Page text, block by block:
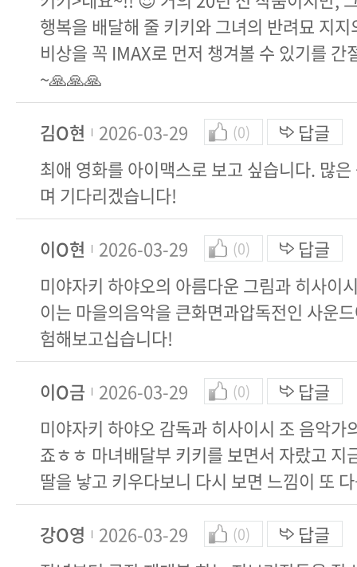
행복을 배달해 줄 키키와 그녀의 반려묘 지
비상을 꼭 IMAX로 먼저 챙겨볼 수 있기를 간
~🙏🙏🙏
김O현 2026-03-29 (0)
답글
최애 영화를 아이맥스로 보고 싶습니다. 많
며 기다리겠습니다!
이O현 2026-03-29 (0)
답글
미야자키 하야오의 아름다운 그림과 히사이
이는 마을의음악을 큰화면과압독전인 사운
험해보고십습니다!
이O금 2026-03-29 (0)
답글
미야자키 하야오 감독과 히사이시 조 음악가
죠ㅎㅎ 마녀배달부 키키를 보면서 자랐고 지
딸을 낳고 키우다보니 다시 보면 느낌이 또
강O영 2026-03-29 (0)
답글